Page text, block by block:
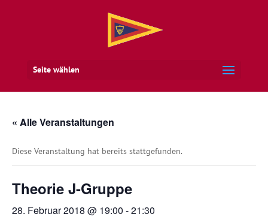
Seite wählen
« Alle Veranstaltungen
Diese Veranstaltung hat bereits stattgefunden.
Theorie J-Gruppe
28. Februar 2018 @ 19:00 -21:30